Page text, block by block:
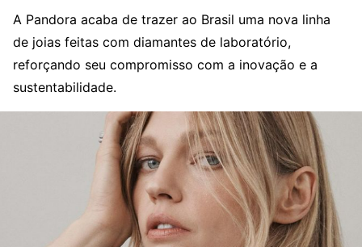
A Pandora acaba de trazer ao Brasil uma nova linha
de joias feitas com diamantes de laboratório,
reforçando seu compromisso com a inovação e a
sustentabilidade.